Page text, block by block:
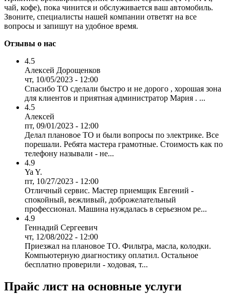
чай, кофе), пока чинится и обслуживается ваш автомобиль.
Звоните, специалисты нашей компании ответят на все
вопросы и запишут на удобное время.
Отзывы о нас
4.5
Алексей Дорощенков
чт, 10/05/2023 - 12:00
Спасибо ТО сделали быстро и не дорого , хорошая зона
для клиентов и приятная администратор Мария . ...
4.5
Алексей
пт, 09/01/2023 - 12:00
Делал плановое ТО и были вопросы по электрике. Все
порешали. Ребята мастера грамотные. Стоимость как по
телефону называли - не...
4.9
Ya Y.
пт, 10/27/2023 - 12:00
Отличный сервис. Мастер приемщик Евгений -
спокойный, вежливый, доброжелательный
профессионал. Машина нуждалась в серьезном ре...
4.9
Геннадий Сергеевич
чт, 12/08/2022 - 12:00
Приезжал на плановое ТО. Фильтра, масла, колодки.
Компьютерную диагностику оплатил. Остальное
бесплатно проверили - ходовая, т...
Прайс лист на основные услуги